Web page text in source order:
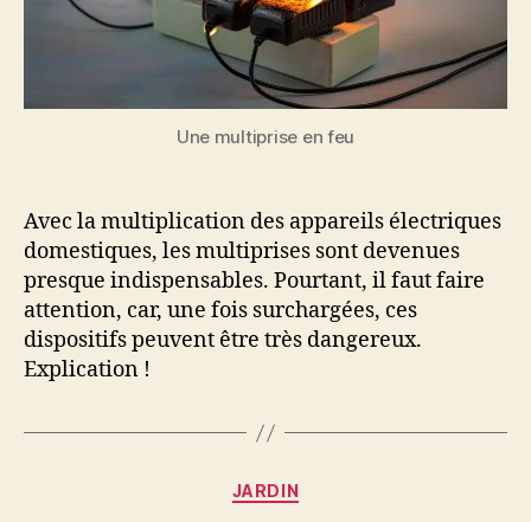
Une multiprise en feu
Avec la multiplication des appareils électriques
domestiques, les multiprises sont devenues
presque indispensables. Pourtant, il faut faire
attention, car, une fois surchargées, ces
dispositifs peuvent être très dangereux.
Explication !
Catégories
JARDIN